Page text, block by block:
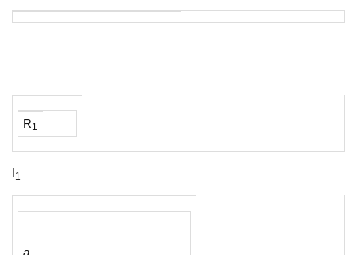
R1
I1
a